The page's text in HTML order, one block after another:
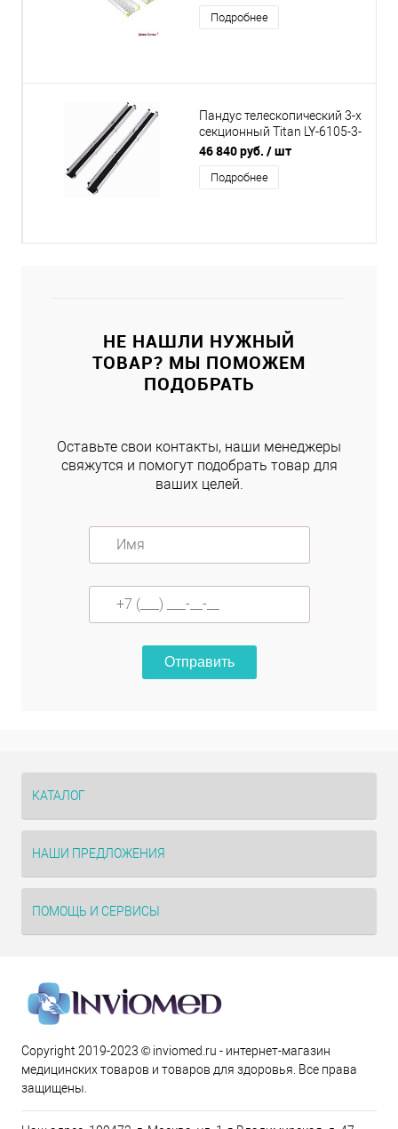
Подробнее
Пандус телескопический 3-х
секционный Titan LY-6105-3-
300 (длина 300 см)
46 840 руб. / шт
Подробнее
НЕ НАШЛИ НУЖНЫЙ
ТОВАР? МЫ ПОМОЖЕМ
ПОДОБРАТЬ
Оставьте свои контакты, наши менеджеры
свяжутся и помогут подобрать товар для
ваших целей.
Отправить
КАТАЛОГ
НАШИ ПРЕДЛОЖЕНИЯ
ПОМОЩЬ И СЕРВИСЫ
Copyright 2019-2023 © inviomed.ru - интернет-магазин
медицинских товаров и товаров для здоровья. Все права
защищены.